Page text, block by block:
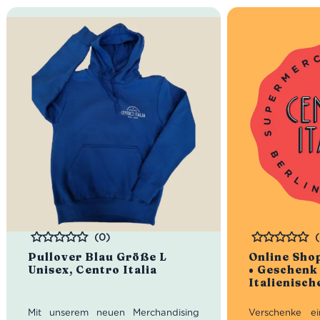
Pullover Blau Größe L
Unisex, Centro Italia
Bewertet
(0)
Mit unserem neuen Merchandising
Online
•
Bewertet
Verschenke